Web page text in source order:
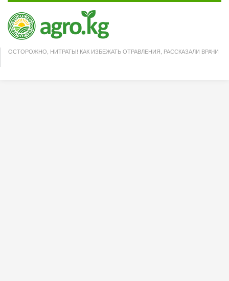
ОСТОРОЖНО, НИТРАТЫ! КАК ИЗБЕЖАТЬ ОТРАВЛЕНИЯ, РАССКАЗАЛИ ВРАЧИ